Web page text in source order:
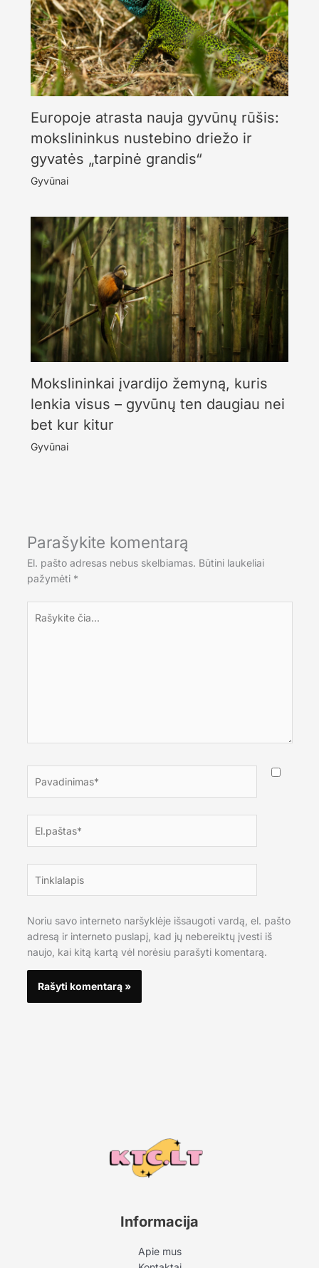
Europoje atrasta nauja gyvūnų rūšis:
mokslininkus nustebino driežo ir
gyvatės „tarpinė grandis“
Gyvūnai
Mokslininkai įvardijo žemyną, kuris
lenkia visus – gyvūnų ten daugiau nei
bet kur kitur
Gyvūnai
Parašykite komentarą
El. pašto adresas nebus skelbiamas. Būtini laukeliai
pažymėti *
čia...
Noriu savo interneto naršyklėje išsaugoti vardą, el. pašto
adresą ir interneto puslapį, kad jų nebereiktų įvesti iš
naujo, kai kitą kartą vėl norėsiu parašyti komentarą.
Informacija
Apie mus